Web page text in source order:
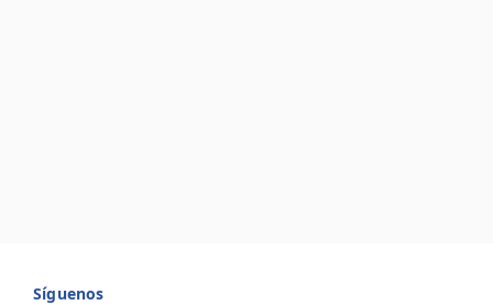
Síguenos